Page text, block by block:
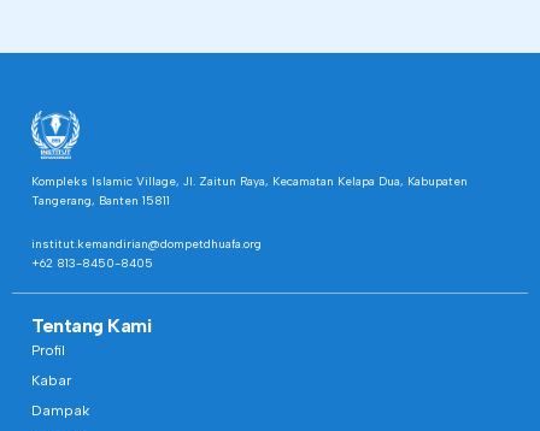
Kompleks Islamic Village, Jl. Zaitun Raya, Kecamatan Kelapa Dua, Kabupaten
Tangerang, Banten 15811
institut.kemandirian@dompetdhuafa.org
+62 813-8450-8405
Tentang Kami
Profil
Kabar
Dampak